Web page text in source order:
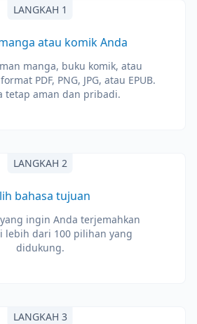
LANGKAH 1
atau komik Anda
manga, buku komik, atau
PDF, PNG, JPG, atau EPUB.
tetap aman dan pribadi.
LANGKAH 2
bahasa tujuan
ingin Anda terjemahkan
lebih dari 100 pilihan yang
didukung.
LANGKAH 3